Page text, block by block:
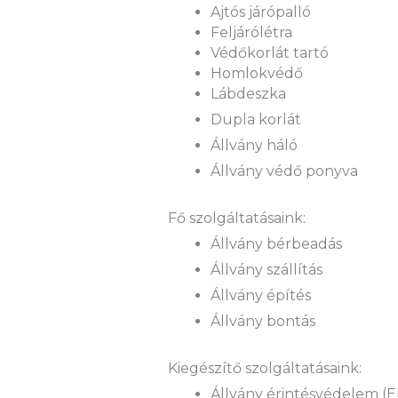
Ajtós járópalló
Feljárólétra
Védőkorlát tartó
Homlokvédő
Lábdeszka
Dupla korlát
Állvány háló
Állvány védő ponyva
Fő szolgáltatásaink:
Állvány bérbeadás
Állvány szállítás
Állvány építés
Állvány bontás
Kiegészítő szolgáltatásaink:
Állvány érintésvédelem